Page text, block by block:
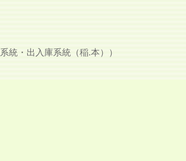
統・出入庫系統（稲.本））